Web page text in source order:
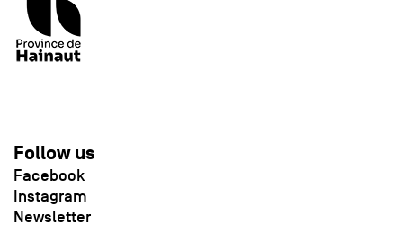
Follow us
Facebook
Instagram
Newsletter